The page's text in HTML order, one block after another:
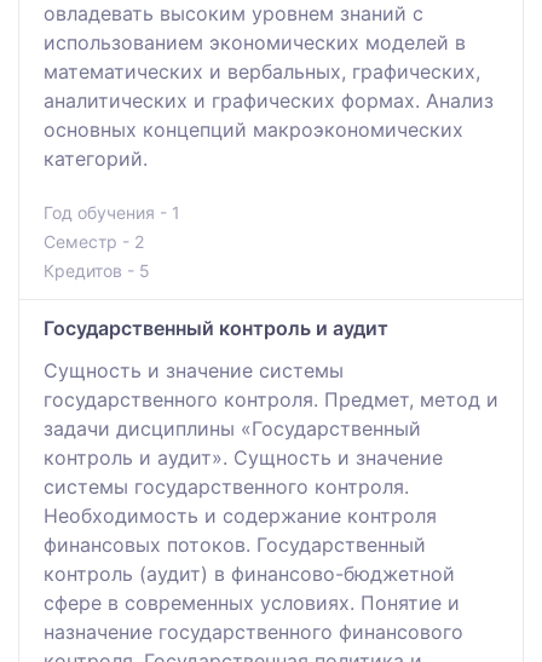
овладевать высоким уровнем знаний с
использованием экономических моделей в
математических и вербальных, графических,
аналитических и графических формах. Анализ
основных концепций макроэкономических
категорий.
Год обучения - 1
Семестр - 2
Кредитов - 5
Государственный контроль и аудит
Сущность и значение системы
государственного контроля. Предмет, метод и
задачи дисциплины «Государственный
контроль и аудит». Сущность и значение
системы государственного контроля.
Необходимость и содержание контроля
финансовых потоков. Государственный
контроль (аудит) в финансово-бюджетной
сфере в современных условиях. Понятие и
назначение государственного финансового